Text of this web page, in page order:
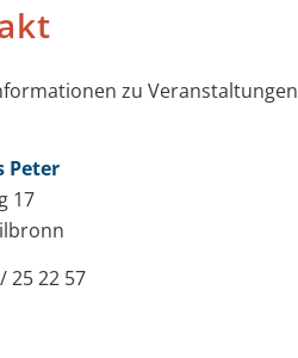
zu Veranstaltungen
Peter
17
/25 22 57